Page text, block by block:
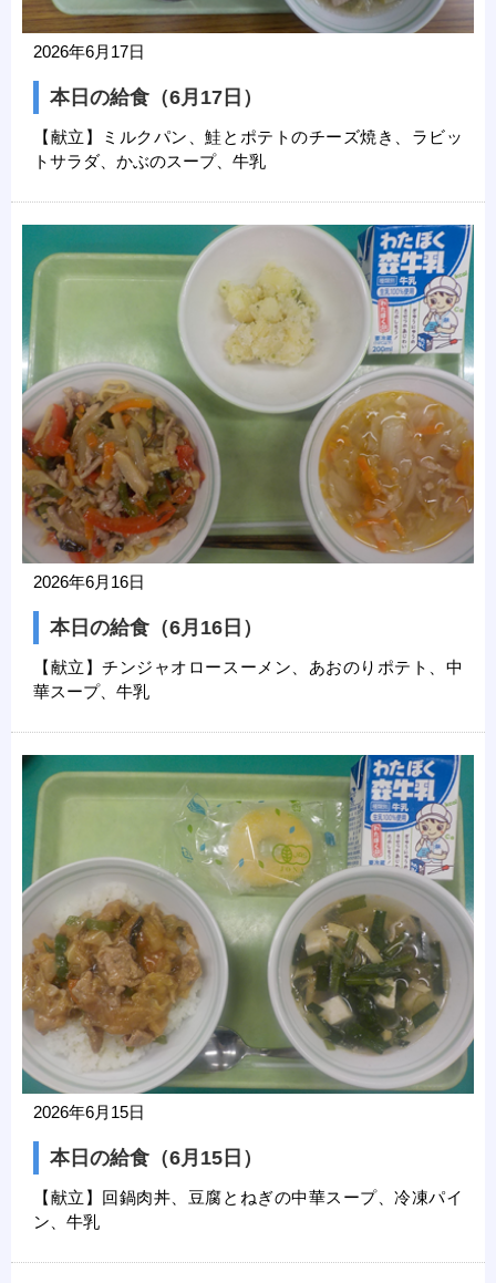
2026年6月17日
本日の給食（6月17日）
【献立】ミルクパン、鮭とポテトのチーズ焼き、ラビッ
トサラダ、かぶのスープ、牛乳
2026年6月16日
本日の給食（6月16日）
【献立】チンジャオロースーメン、あおのりポテト、中
華スープ、牛乳
2026年6月15日
本日の給食（6月15日）
【献立】回鍋肉丼、豆腐とねぎの中華スープ、冷凍パイ
ン、牛乳